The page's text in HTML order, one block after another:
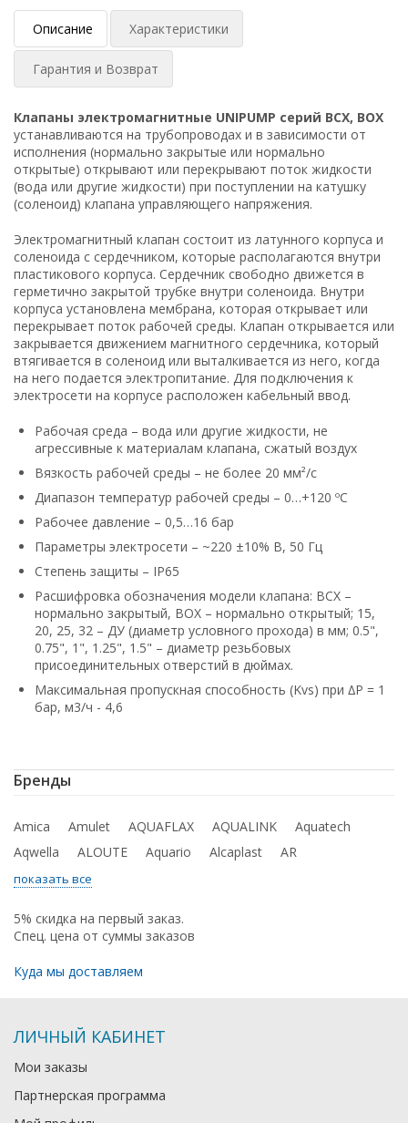
Описание Характеристики
Гарантия и Возврат
Клапаны электромагнитные UNIPUMP серий BCX, BOX
устанавливаются на трубопроводах и в зависимости от
исполнения (нормально закрытые или нормально
открытые) открывают или перекрывают поток жидкости
(вода или другие жидкости) при поступлении на катушку
(соленоид) клапана управляющего напряжения.
Электромагнитный клапан состоит из латунного корпуса и
соленоида с сердечником, которые располагаются внутри
пластикового корпуса. Сердечник свободно движется в
герметично закрытой трубке внутри соленоида. Внутри
корпуса установлена мембрана, которая открывает или
перекрывает поток рабочей среды. Клапан открывается или
закрывается движением магнитного сердечника, который
втягивается в соленоид или выталкивается из него, когда
на него подается электропитание. Для подключения к
электросети на корпусе расположен кабельный ввод.
Рабочая среда – вода или другие жидкости, не
агрессивные к материалам клапана, сжатый воздух
Вязкость рабочей среды – не более 20 мм²/с
Диапазон температур рабочей среды – 0…+120 ºС
Рабочее давление – 0,5…16 бар
Параметры электросети – ~220 ±10% В, 50 Гц
Степень защиты – IP65
Расшифровка обозначения модели клапана: ВСХ –
нормально закрытый, ВОХ – нормально открытый; 15,
20, 25, 32 – ДУ (диаметр условного прохода) в мм; 0.5",
0.75", 1", 1.25", 1.5" – диаметр резьбовых
присоединительных отверстий в дюймах.
Максимальная пропускная способность (Kvs) при ∆P = 1
бар, м3/ч - 4,6
Бренды
Amica Amulet AQUAFLAX AQUALINK
Aquatech
Aqwella
ALOUTE Aquario Alcaplast AR
показать все
5% скидка на первый заказ.
Спец. цена от суммы заказов
Куда мы доставляем
ЛИЧНЫЙ КАБИНЕТ
Мои заказы
Партнерская программа